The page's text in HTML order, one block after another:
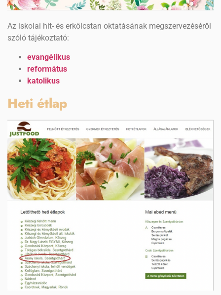
Az iskolai hit- és erkölcstan oktatásának megszervezéséről
szóló tájékoztató:
evangélikus
református
katolikus
Heti étlap